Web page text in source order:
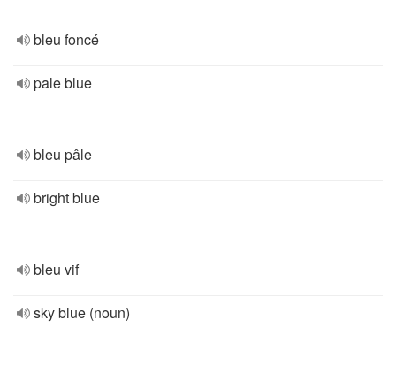
bleu foncé
pale blue
bleu pâle
bright blue
bleu vif
sky blue (noun)